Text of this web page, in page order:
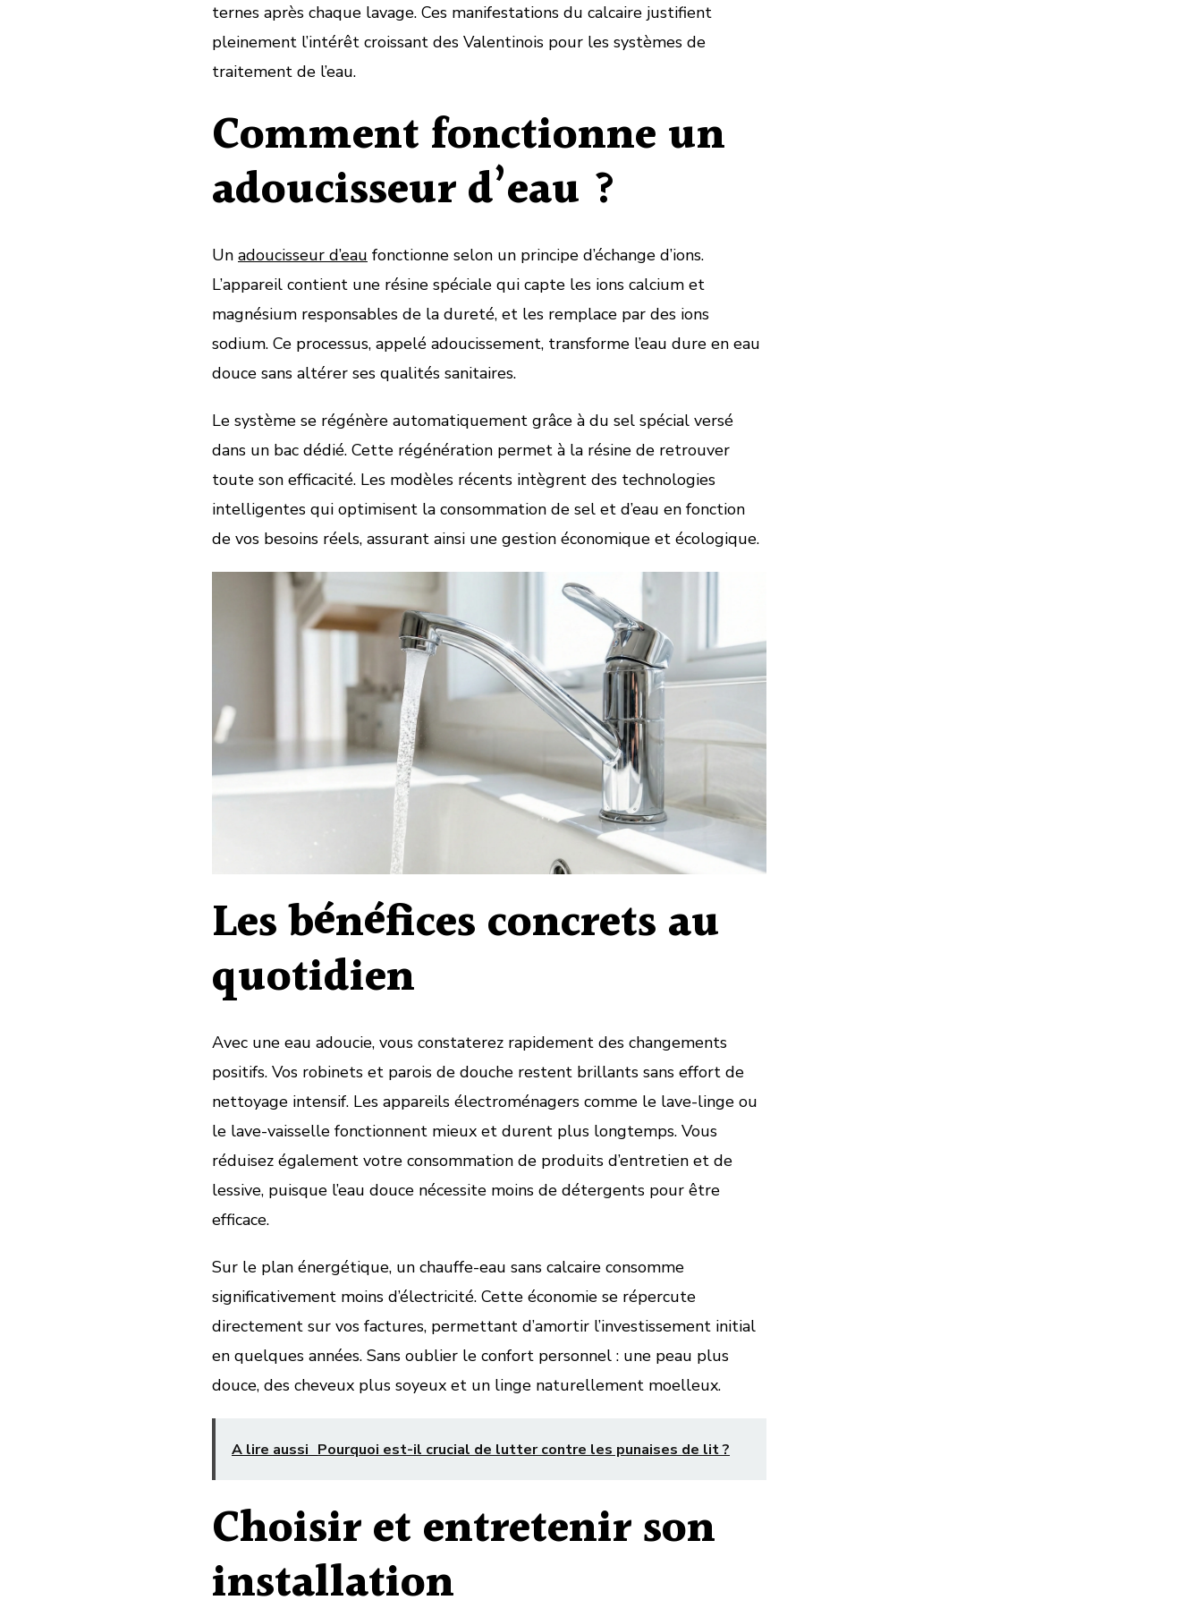
ternes après chaque lavage. Ces manifestations du calcaire justifient
pleinement l’intérêt croissant des Valentinois pour les systèmes de
traitement de l’eau.
Comment fonctionne un
adoucisseur d’eau ?
Un adoucisseur d’eau fonctionne selon un principe d’échange d’ions.
L’appareil contient une résine spéciale qui capte les ions calcium et
magnésium responsables de la dureté, et les remplace par des ions
sodium. Ce processus, appelé adoucissement, transforme l’eau dure en eau
douce sans altérer ses qualités sanitaires.
Le système se régénère automatiquement grâce à du sel spécial versé
dans un bac dédié. Cette régénération permet à la résine de retrouver
toute son efficacité. Les modèles récents intègrent des technologies
intelligentes qui optimisent la consommation de sel et d’eau en fonction
de vos besoins réels, assurant ainsi une gestion économique et écologique.
Les bénéfices concrets au
quotidien
Avec une eau adoucie, vous constaterez rapidement des changements
positifs. Vos robinets et parois de douche restent brillants sans effort de
nettoyage intensif. Les appareils électroménagers comme le lave-linge ou
le lave-vaisselle fonctionnent mieux et durent plus longtemps. Vous
réduisez également votre consommation de produits d’entretien et de
lessive, puisque l’eau douce nécessite moins de détergents pour être
efficace.
Sur le plan énergétique, un chauffe-eau sans calcaire consomme
significativement moins d’électricité. Cette économie se répercute
directement sur vos factures, permettant d’amortir l’investissement initial
en quelques années. Sans oublier le confort personnel : une peau plus
douce, des cheveux plus soyeux et un linge naturellement moelleux.
A lire aussi Pourquoi est-il crucial de lutter contre les punaises de lit ?
Choisir et entretenir son
installation